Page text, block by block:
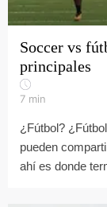
Soccer vs
principales
7 min
¿Fútbol?
pueden
ahí es donde